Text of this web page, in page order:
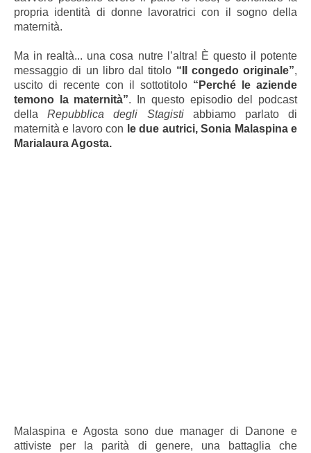
propria identità di donne lavoratrici con il sogno della
maternità.
Ma in realtà... una cosa nutre l’altra! È questo il potente
messaggio di un libro dal titolo “Il congedo originale”,
uscito di recente con il sottotitolo “Perché le aziende
temono la maternità”. In questo episodio del podcast
dellaRepubblica degli Stagistiabbiamo parlato di
maternità e lavoro con le due autrici, Sonia Malaspina e
Marialaura Agosta.
Malaspina e Agosta sono due manager di Danone e
attiviste per la parità di genere, una battaglia che